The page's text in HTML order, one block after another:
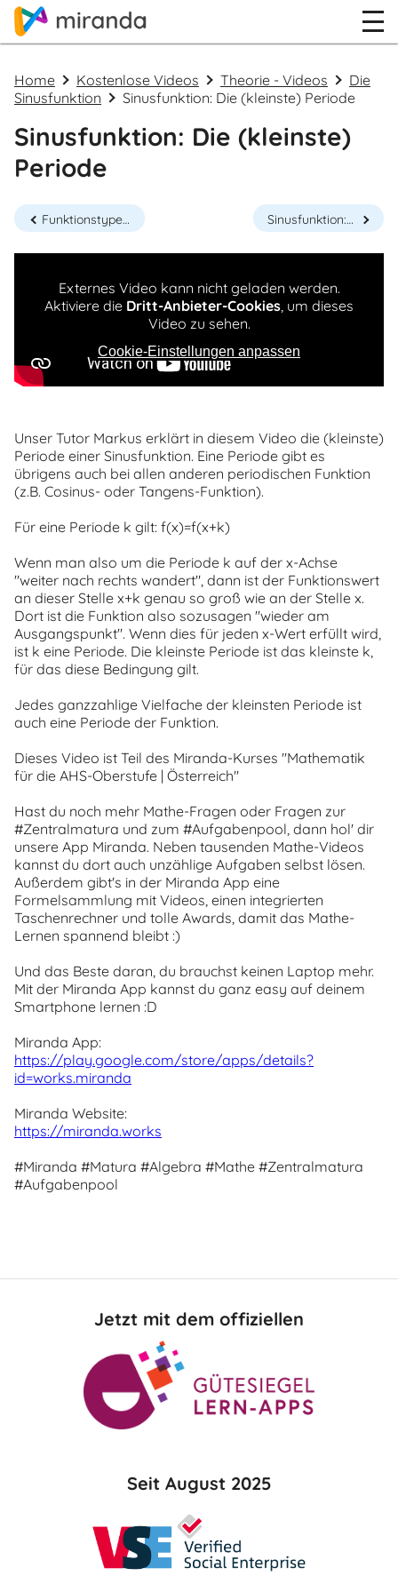
Home Kostenlose Videos Theorie - Videos
Die
Sinusfunktion
Sinusfunktion: Die (kleinste) Periode
Sinusfunktion: Die (kleinste)
Periode
Funktionstypen: Die Sinusfunktion Sinusfunktion: Die Amplitude
Externes Video kann nicht geladen werden.
Aktiviere die Dritt-Anbieter-Cookies, um dieses
Video zu sehen.
Cookie-Einstellungen anpassen
Unser Tutor Markus erklärt in diesem Video die (kleinste)
Periode einer Sinusfunktion. Eine Periode gibt es
übrigens auch bei allen anderen periodischen Funktion
(z.B. Cosinus- oder Tangens-Funktion).
Für eine Periode k gilt: f(x)=f(x+k)
Wenn man also um die Periode k auf der x-Achse
"weiter nach rechts wandert", dann ist der Funktionswert
an dieser Stelle x+k genau so groß wie an der Stelle x.
Dort ist die Funktion also sozusagen "wieder am
Ausgangspunkt". Wenn dies für jeden x-Wert erfüllt wird,
ist k eine Periode. Die kleinste Periode ist das kleinste k,
für das diese Bedingung gilt.
Jedes ganzzahlige Vielfache der kleinsten Periode ist
auch eine Periode der Funktion.
Dieses Video ist Teil des Miranda-Kurses "Mathematik
für die AHS-Oberstufe | Österreich"
Hast du noch mehr Mathe-Fragen oder Fragen zur
#Zentralmatura und zum #Aufgabenpool, dann hol' dir
unsere App Miranda. Neben tausenden Mathe-Videos
kannst du dort auch unzählige Aufgaben selbst lösen.
Außerdem gibt's in der Miranda App eine
Formelsammlung mit Videos, einen integrierten
Taschenrechner und tolle Awards, damit das Mathe-
Lernen spannend bleibt :)
Und das Beste daran, du brauchst keinen Laptop mehr.
Mit der Miranda App kannst du ganz easy auf deinem
Smartphone lernen :D
Miranda App:
https://play.google.com/store/apps/details?
id=works.miranda
Miranda Website:
https://miranda.works
#Miranda #Matura #Algebra #Mathe #Zentralmatura
#Aufgabenpool
Jetzt mit dem offiziellen
Seit August 2025